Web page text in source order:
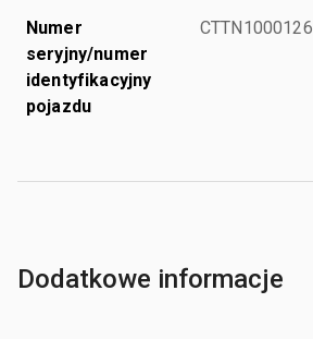
Numer
seryjny/numer
identyfikacyjny
pojazdu
CTTN1000126
Dodatkowe informacje